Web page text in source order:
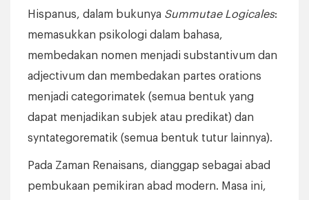
Hispanus, dalam bukunya Summutae Logicales:
memasukkan psikologi dalam bahasa,
membedakan nomen menjadi substantivum dan
adjectivum dan membedakan partes orations
menjadi categorimatek (semua bentuk yang
dapat menjadikan subjek atau predikat) dan
syntategorematik (semua bentuk tutur lainnya).
Pada Zaman Renaisans, dianggap sebagai abad
pembukaan pemikiran abad modern. Masa ini,